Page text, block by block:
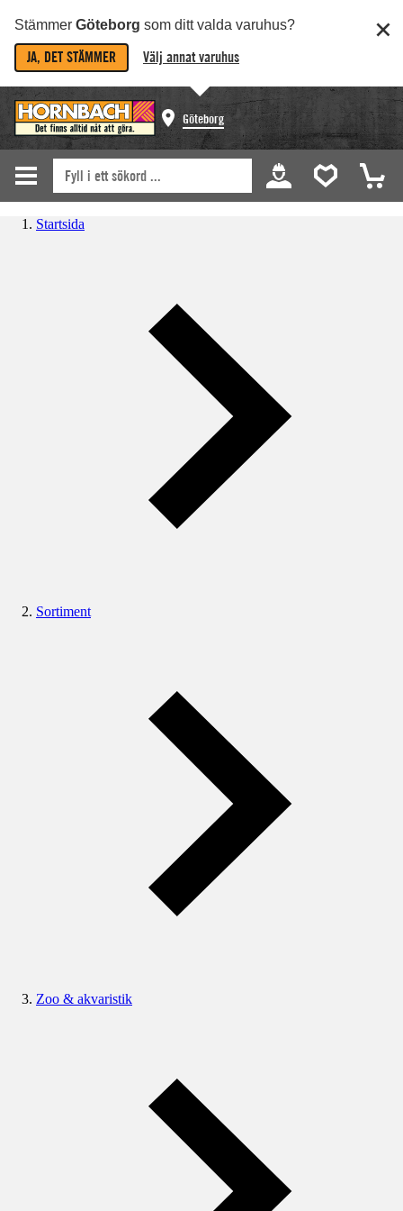
Stämmer Göteborg som ditt valda varuhus?
JA, DET STÄMMER Välj annat varuhus
Göteborg
Startsida
Sortiment
Zoo & akvaristik